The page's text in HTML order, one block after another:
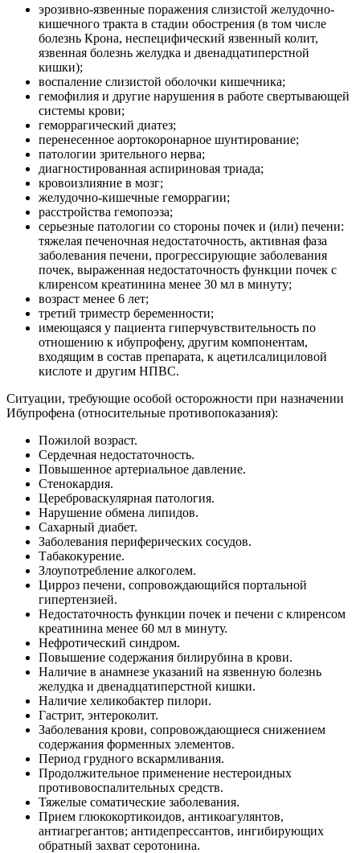
эрозивно-язвенные поражения слизистой желудочно-
кишечного тракта в стадии обострения (в том числе
болезнь Крона, неспецифический язвенный колит,
язвенная болезнь желудка и двенадцатиперстной
кишки);
воспаление слизистой оболочки кишечника;
гемофилия и другие нарушения в работе свертывающей
системы крови;
геморрагический диатез;
перенесенное аортокоронарное шунтирование;
патологии зрительного нерва;
диагностированная аспириновая триада;
кровоизлияние в мозг;
желудочно-кишечные геморрагии;
расстройства гемопоэза;
серьезные патологии со стороны почек и (или) печени:
тяжелая печеночная недостаточность, активная фаза
заболевания печени, прогрессирующие заболевания
почек, выраженная недостаточность функции почек с
клиренсом креатинина менее 30 мл в минуту;
возраст менее 6 лет;
третий триместр беременности;
имеющаяся у пациента гиперчувствительность по
отношению к ибупрофену, другим компонентам,
входящим в состав препарата, к ацетилсалициловой
кислоте и другим НПВС.
Ситуации, требующие особой осторожности при назначении
Ибупрофена (относительные противопоказания):
Пожилой возраст.
Сердечная недостаточность.
Повышенное артериальное давление.
Стенокардия.
Цереброваскулярная патология.
Нарушение обмена липидов.
Сахарный диабет.
Заболевания периферических сосудов.
Табакокурение.
Злоупотребление алкоголем.
Цирроз печени, сопровождающийся портальной
гипертензией.
Недостаточность функции почек и печени с клиренсом
креатинина менее 60 мл в минуту.
Нефротический синдром.
Повышение содержания билирубина в крови.
Наличие в анамнезе указаний на язвенную болезнь
желудка и двенадцатиперстной кишки.
Наличие хеликобактер пилори.
Гастрит, энтероколит.
Заболевания крови, сопровождающиеся снижением
содержания форменных элементов.
Период грудного вскармливания.
Продолжительное применение нестероидных
противовоспалительных средств.
Тяжелые соматические заболевания.
Прием глюкокортикоидов, антикоагулянтов,
антиагрегантов; антидепрессантов, ингибирующих
обратный захват серотонина.